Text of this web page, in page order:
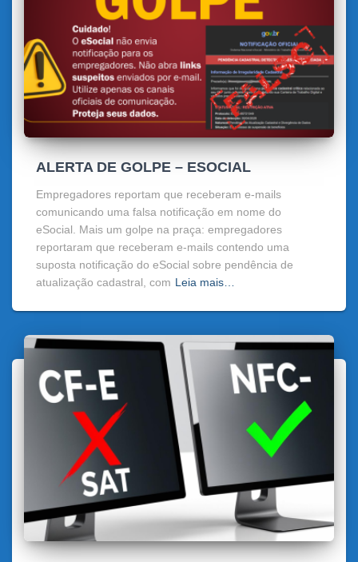
ALERTA DE GOLPE – ESOCIAL
Empregadores reportam que receberam e-mails
comunicando uma falsa notificação em nome do
eSocial. Mais um golpe na praça: empregadores
reportaram que receberam e-mails contendo uma
suposta notificação do eSocial sobre pendência de
atualização cadastral, com Leia mais…